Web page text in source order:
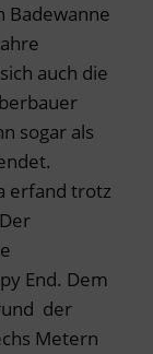
Badewanne
auch die
sogar als
erfand trotz
End. Dem
der
Metern